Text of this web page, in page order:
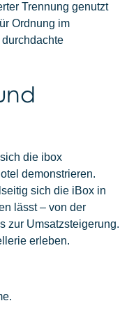
Trennung genutzt
Ordnung im
die ibox
demonstrieren.
sich die iBox in
lässt – von der
zur Umsatzsteigerung.
erleben.